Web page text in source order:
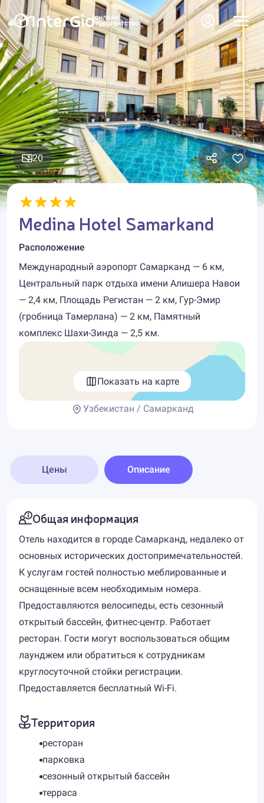
20
Medina Hotel Samarkand
Расположение
Международный аэропорт Самарканд — 6 км,
Центральный парк отдыха имени Алишера Навои
— 2,4 км, Площадь Регистан — 2 км, Гур-Эмир
(гробница Тамерлана) — 2 км, Памятный
комплекс Шахи-Зинда — 2,5 км.
Показать на карте
Узбекистан / Самарканд
Цены Описание
Общая информация
Отель находится в городе Самарканд, недалеко от
основных исторических достопримечательностей.
К услугам гостей полностью меблированные и
оснащенные всем необходимым номера.
Предоставляются велосипеды, есть сезонный
открытый бассейн, фитнес-центр. Работает
ресторан. Гости могут воспользоваться общим
лаунджем или обратиться к сотрудникам
круглосуточной стойки регистрации.
Предоставляется бесплатный Wi-Fi.
Территория
ресторан
парковка
сезонный открытый бассейн
терраса